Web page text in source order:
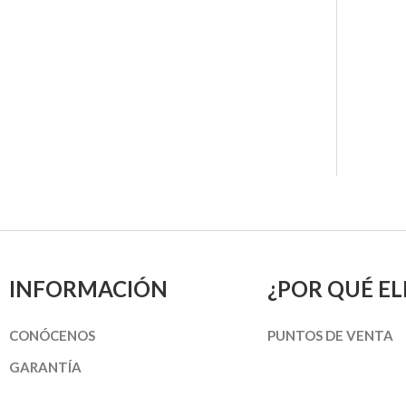
INFORMACIÓN
CONÓCENOS
GARANTÍA
¿POR QUÉ
PUNTOS DE VENTA